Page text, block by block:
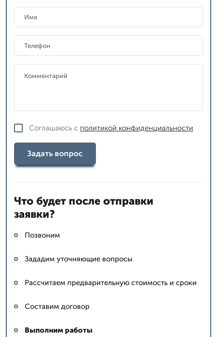
Соглашаюсь с политикой конфиденциальности
Задать вопрос
Что будет после отправки
заявки?
Позвоним
Зададим уточняющие вопросы
Рассчитаем предварительную стоимость и сроки
Составим договор
Выполним работы